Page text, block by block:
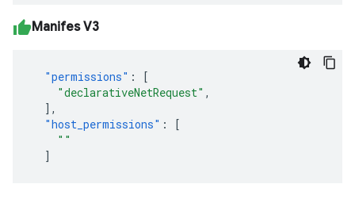
Manifes V3
"permissions" :
[
"declarativeNetRequest" ,
],
"host_permissions" :
[
" "
]